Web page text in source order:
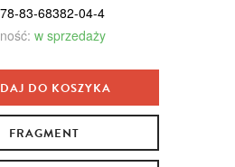
83-68382-04-4
w sprzedaży
DO KOSZYKA
FRAGMENT